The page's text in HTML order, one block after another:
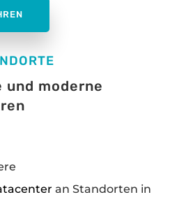
moderne
an Standorten in